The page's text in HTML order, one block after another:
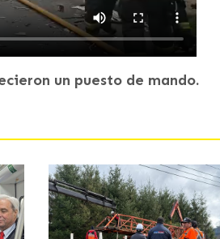
un puesto de mando.